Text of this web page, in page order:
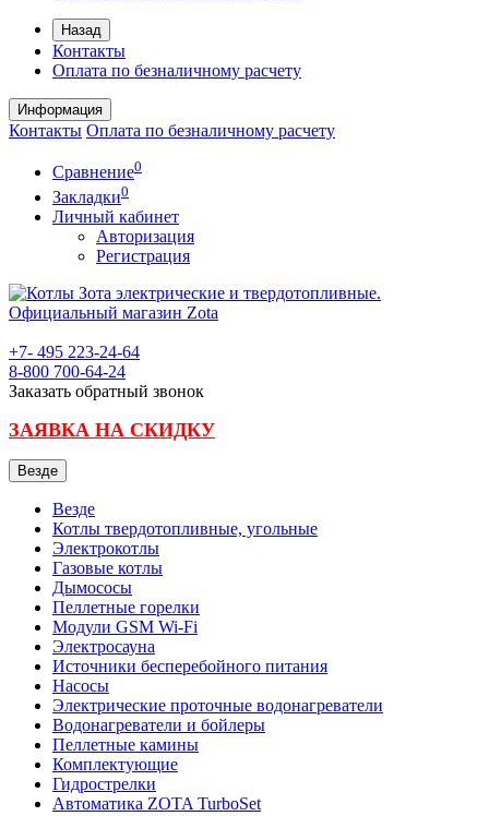
Назад
Контакты
Оплата по безналичному расчету
Информация
Контакты Оплата по безналичному расчету
Сравнение0
Закладки0
Личный кабинет
Авторизация
Регистрация
+7- 495 223-24-64
8-800 700-64-24
Заказать обратный звонок
ЗАЯВКА НА СКИДКУ
Везде
Везде
Котлы твердотопливные, угольные
Электрокотлы
Газовые котлы
Дымососы
Пеллетные горелки
Модули GSM Wi-Fi
Электросауна
Источники бесперебойного питания
Насосы
Электрические проточные водонагреватели
Водонагреватели и бойлеры
Пеллетные камины
Комплектующие
Гидрострелки
Автоматика ZOTA TurboSet